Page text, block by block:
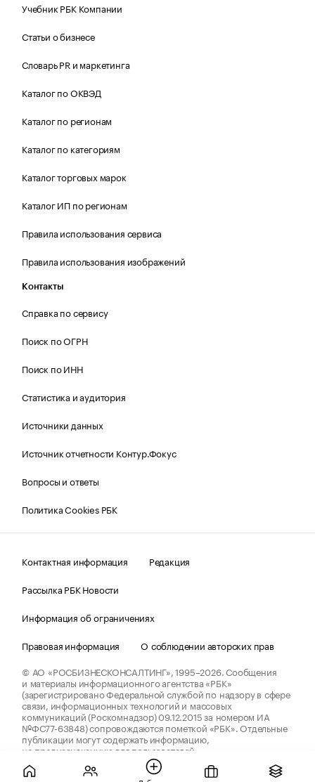
Учебник РБК Компании
Статьи о бизнесе
Словарь PR и маркетинга
Каталог по ОКВЭД
Каталог по регионам
Каталог по категориям
Каталог торговых марок
Каталог ИП по регионам
Правила использования сервиса
Правила использования изображений
Контакты
Справка по сервису
Поиск по ОГРН
Поиск по ИНН
Статистика и аудитория
Источники данных
Источник отчетности Контур.Фокус
Вопросы и ответы
Политика Cookies РБК
Контактная информация
Редакция
Рассылка РБК Новости
Информация об ограничениях
Правовая информация
О соблюдении авторских прав
© АО «РОСБИЗНЕСКОНСАЛТИНГ»,1995–2026.Сообщения
и материалы информационного агентства «РБК»
(зарегистрировано Федеральной службой по надзору в сфере
связи, информационных технологий и массовых
коммуникаций (Роскомнадзор) 09.12.2015 за номером ИА
№ФС77-63848) сопровождаются пометкой «РБК». Отдельные
публикации могут содержать информацию,
не предназначенную для пользователей
до 18 лет.
companycardsfeedback@rbc.ru